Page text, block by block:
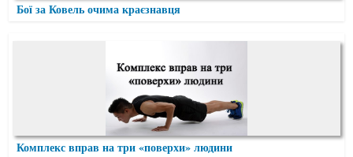
Бої за Ковель очима краєзнавця
Комплекс вправ на три «поверхи» людини